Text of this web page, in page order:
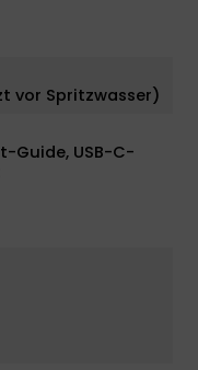
vor Spritzwasser)
Guide, USB-C-